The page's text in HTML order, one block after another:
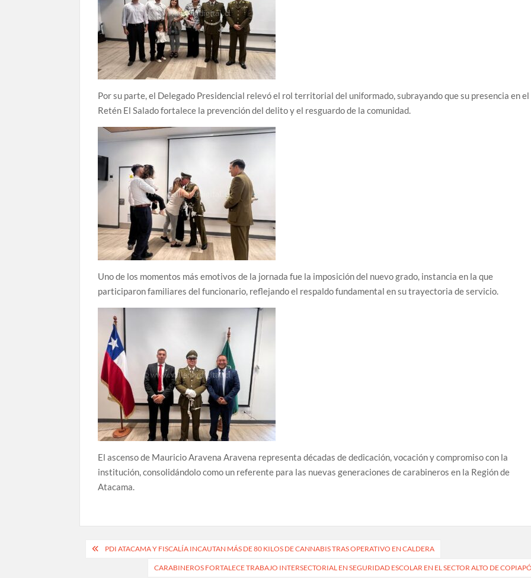
Por su parte, el Delegado Presidencial relevó el rol territorial del uniformado, subrayando que su presencia en el
Retén El Salado fortalece la prevención del delito y el resguardo de la comunidad.
Uno de los momentos más emotivos de la jornada fue la imposición del nuevo grado, instancia en la que
participaron familiares del funcionario, reflejando el respaldo fundamental en su trayectoria de servicio.
El ascenso de Mauricio Aravena Aravena representa décadas de dedicación, vocación y compromiso con la
institución, consolidándolo como un referente para las nuevas generaciones de carabineros en la Región de
Atacama.
Navegación
PDI ATACAMA Y FISCALÍA INCAUTAN MÁS DE 80 KILOS DE CANNABIS TRAS OPERATIVO EN CALDERA
CARABINEROS FORTALECE TRABAJO INTERSECTORIAL EN SEGURIDAD ESCOLAR EN EL SECTOR ALTO DE